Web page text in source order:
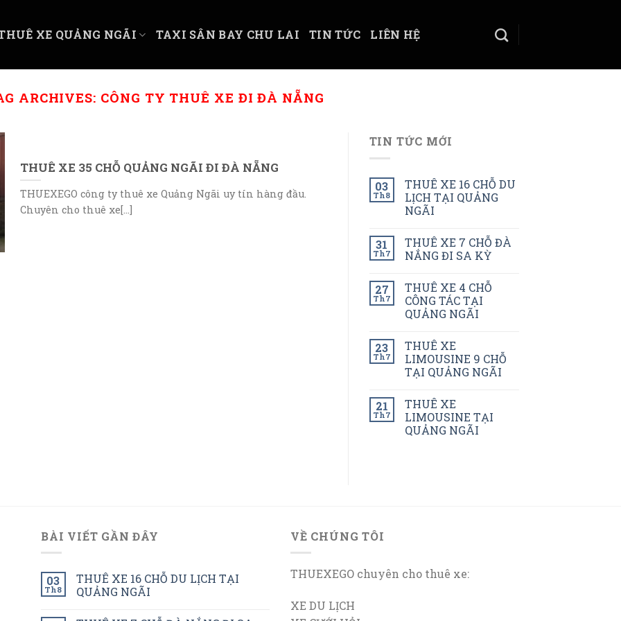
XE QUẢNG NGÃI TAXI SÂN BAY CHU LAI TIN TỨC LIÊN HỆ
ARCHIVES: CÔNG TY THUÊ XE ĐI ĐÀ NẴNG
THUÊ XE 35 CHỖ QUẢNG NGÃI ĐI ĐÀ NẴNG
THUEXEGO công ty thuê xe Quảng Ngãi uy tín hàng đầu.
Chuyên cho thuê xe[...]
TIN TỨC MỚI
03
Th8
THUÊ XE 16 CHỖ DU
LỊCH TẠI QUẢNG
NGÃI
31
Th7
THUÊ XE 7 CHỖ ĐÀ
NẮNG ĐI SA KỲ
27
Th7
THUÊ XE 4 CHỖ
CÔNG TÁC TẠI
QUẢNG NGÃI
23
Th7
THUÊ XE
LIMOUSINE 9 CHỖ
TẠI QUẢNG NGÃI
21
Th7
THUÊ XE
LIMOUSINE TẠI
QUẢNG NGÃI
BÀI VIẾT GẦN ĐÂY
03
Th8
THUÊ XE 16 CHỖ DU LỊCH TẠI
QUẢNG NGÃI
VỀ CHÚNG TÔI
THUEXEGO chuyên cho thuê xe:
XE DU LỊCH